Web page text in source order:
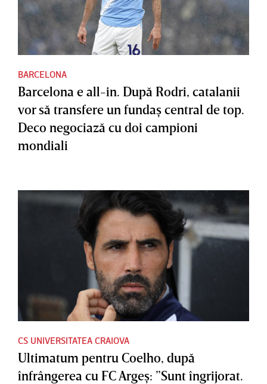
BARCELONA
Barcelona e all-in. După Rodri, catalanii
vor să transfere un fundaş central de top.
Deco negociază cu doi campioni
mondiali
CS UNIVERSITATEA CRAIOVA
Ultimatum pentru Coelho, după
înfrângerea cu FC Argeş: ”Sunt îngrijorat.